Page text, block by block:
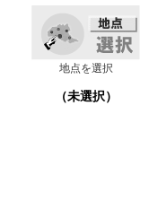
地点を選択
（未選択）